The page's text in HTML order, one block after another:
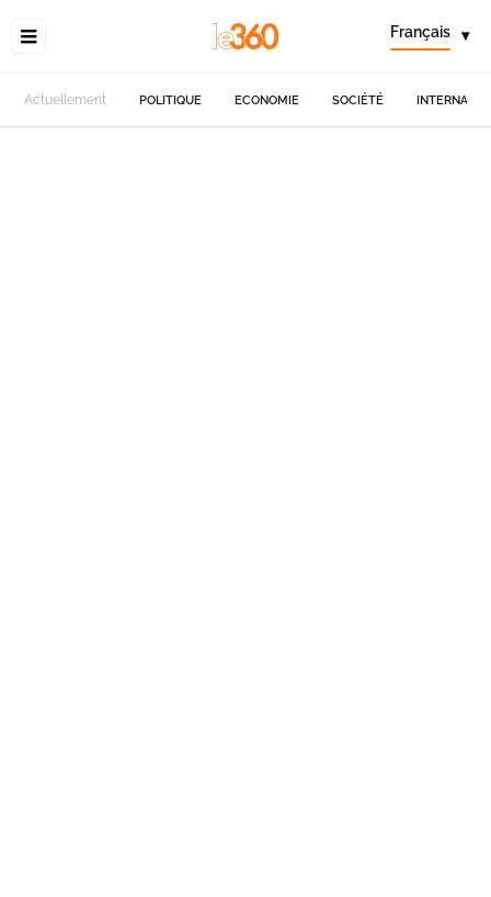
Français ▾
Actuellement POLITIQUE ECONOMIE SOCIÉTÉ